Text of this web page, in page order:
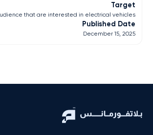
Target
that are interested in electrical vehicles
Published Date
December 15, 2025